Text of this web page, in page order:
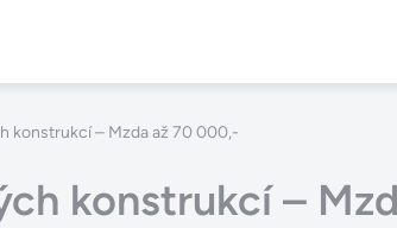
konstrukcí – Mzda až 70 000,-
konstrukcí –